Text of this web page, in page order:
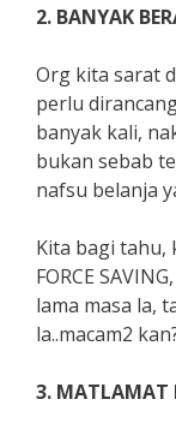
2. BANYAK
Org kita sarat
perlu
banyak kali,
bukan sebab
nafsu belanja
Kita bagi tahu,
FORCE
lama masa la,
la..macam2
3. MATLAMAT